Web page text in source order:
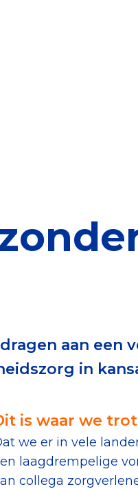
keurmerk
je veilig
goede doelen
aan een
in
is waar we
we er in vele
laagdrempelige
collega